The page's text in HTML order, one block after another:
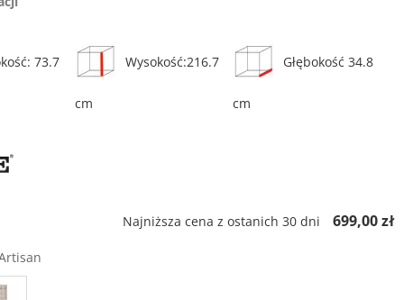
73.7 Wysokość:216.7
cm
Głębokość 34.8
cm
Najniższa cena z ostanich 30 dni 699,00 zł